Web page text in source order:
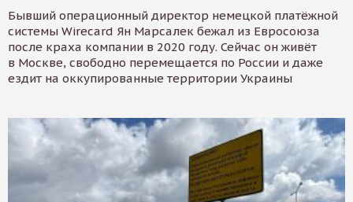
Бывший операционный директор немецкой платёжной
системы Wirecard Ян Марсалек бежал из Евросоюза
после краха компании в 2020 году. Сейчас он живёт
в Москве, свободно перемещается по России и даже
ездит на оккупированные территории Украины